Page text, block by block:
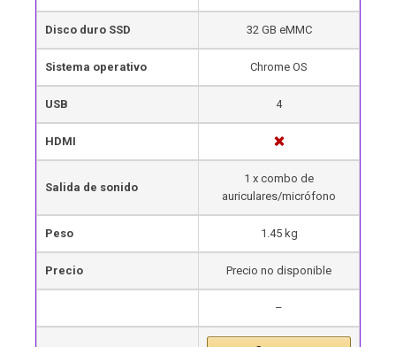
Disco duro SSD 32 GB eMMC
Sistema operativo Chrome OS
USB 4
HDMI
Salida de sonido
1 x combo de
auriculares/micrófono
Peso 1.45 kg
Precio Precio no disponible
–